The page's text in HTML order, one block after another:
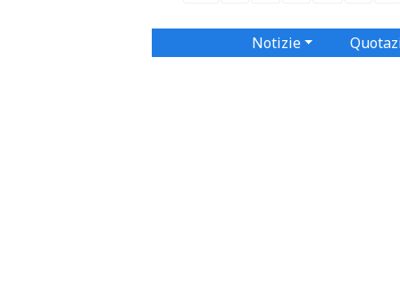
Notizie